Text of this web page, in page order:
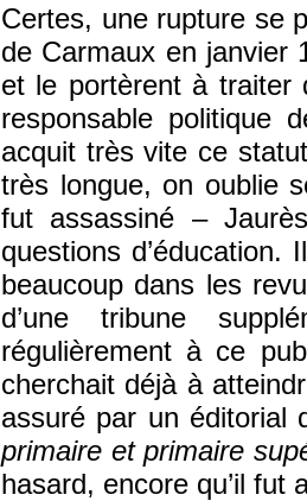
Certes, une rupture se
de Carmaux en janvier
et le portèrent à traiter
responsable politique
acquit très vite ce
très longue, on oublie
fut assassiné –
questions d’éducation.
beaucoup dans les
d’une tribune
régulièrement à ce
cherchait déjà à
assuré par un éditorial
primaire et primaire
hasard, encore qu’il fut